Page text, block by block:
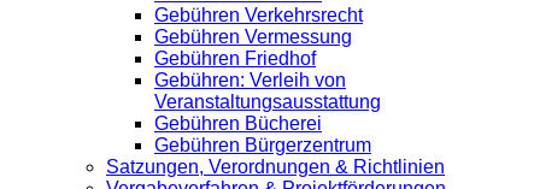
Gebühren Verkehrsrecht
Gebühren Vermessung
Gebühren Friedhof
Gebühren: Verleih von
Veranstaltungsausstattung
Gebühren Bücherei
Gebühren Bürgerzentrum
Satzungen, Verordnungen & Richtlinien